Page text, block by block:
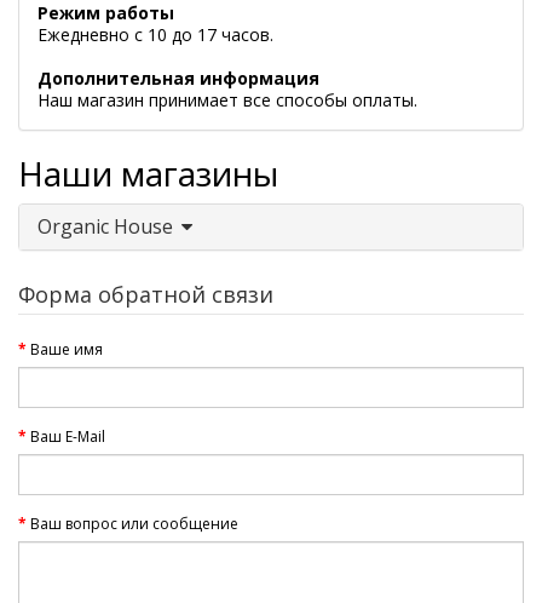
Режим работы
Ежедневно с 10 до 17 часов.
Дополнительная информация
Наш магазин принимает все способы оплаты.
Наши магазины
Organic House
Форма обратной связи
Ваше имя
Ваш E-Mail
Ваш вопрос или сообщение